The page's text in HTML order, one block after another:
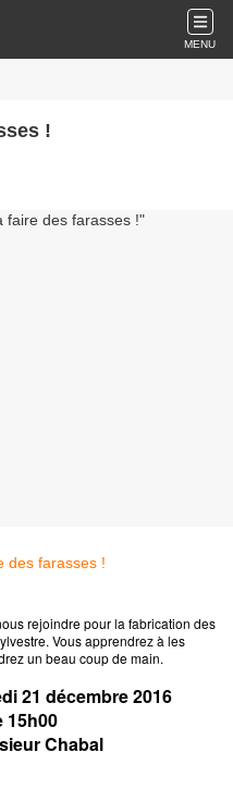
MENU
!
rejoindre pour la fabrication des
Vous apprendrez à les
un beau coup de main.
21 décembre 2016
15h00
Chabal